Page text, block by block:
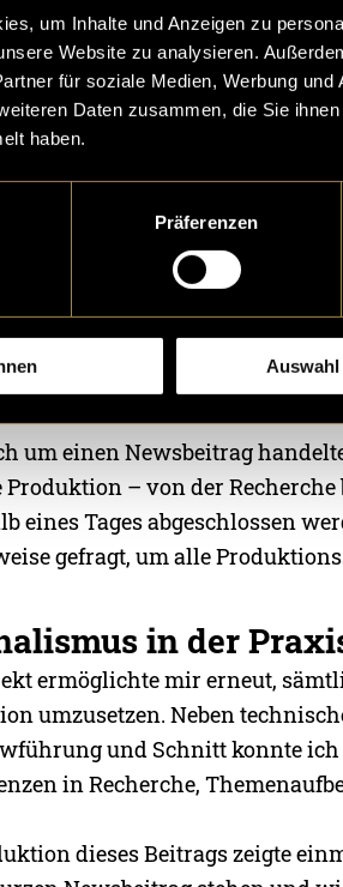
um Inhalte und Anzeigen zu
Website zu analysieren.
für soziale Medien, Werbung
Daten zusammen, die Sie
haben.
Präferenzen
Auswahl
zum fertigen
Dreharbeiten begann die
mussten gesichtet,
werden. Anschliessend
setzte den Beitrag im Schnitt
Beitrag veröffentlicht werden
kontrolliert und
Prozess bei TOP NEWS
Standards entsprechen.
um einen Newsbeitrag
Produktion – von der
eines Tages abgeschlossen
gefragt, um alle
in der
ermöglichte mir erneut,
umzusetzen. Neben
und Schnitt konnte
in Recherche,
dieses Beitrags zeigte